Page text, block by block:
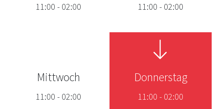
11:00 - 02:00 11:00 - 02:00
Mittwoch
11:00 - 02:00
Donnerstag
11:00 - 02:00